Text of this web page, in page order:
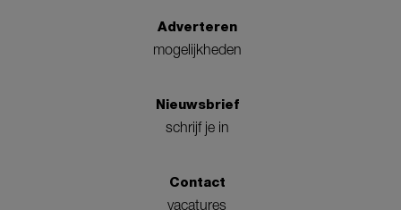
Adverteren
mogelijkheden
Nieuwsbrief
schrijf je in
Contact
vacatures